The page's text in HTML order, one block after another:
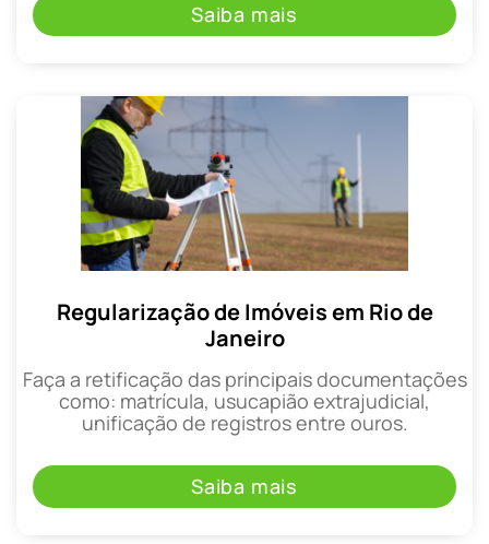
Saiba mais
Regularização de Imóveis em Rio de
Janeiro
Faça a retificação das principais documentações
como: matrícula, usucapião extrajudicial,
unificação de registros entre ouros.
Saiba mais